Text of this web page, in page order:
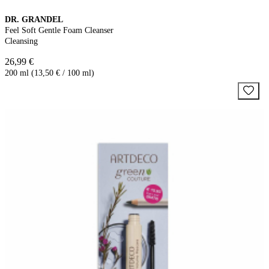
DR. GRANDEL
Feel Soft Gentle Foam Cleanser
Cleansing
26,99 €
200 ml (13,50 € / 100 ml)